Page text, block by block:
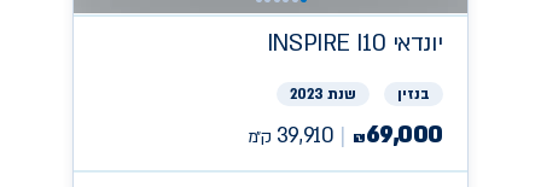
יונדאי INSPIRE I10
בנזין שנת 2023
₪69,000
39,910 ק״מ